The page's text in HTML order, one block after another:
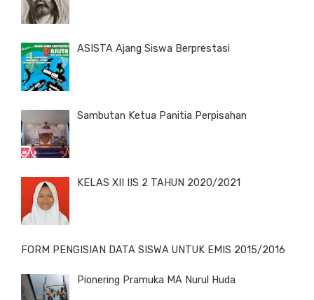
ASISTA Ajang Siswa Berprestasi
Sambutan Ketua Panitia Perpisahan
KELAS XII IIS 2 TAHUN 2020/2021
FORM PENGISIAN DATA SISWA UNTUK EMIS 2015/2016
Pionering Pramuka MA Nurul Huda